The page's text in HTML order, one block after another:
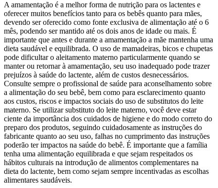
A amamentação é a melhor forma de nutrição para os lactentes e
oferecer muitos benefícios tanto para os bebês quanto para mães,
devendo ser oferecido como fonte exclusiva de alimentação até o 6
mês, podendo ser mantido até os dois anos de idade ou mais. É
importante que antes e durante a amamentação a mãe mantenha uma
dieta saudável e equilibrada. O uso de mamadeiras, bicos e chupetas
pode dificultar o aleitamento materno particularmente quando se
manter ou retornar à amamentação, seu uso inadequado pode trazer
prejuízos à saúde do lactente, além de custos desnecessários.
Consulte sempre o profissional de saúde para aconselhamento sobre
a alimentação do seu bebê, bem como para esclarecimento quanto
aos custos, riscos e impactos sociais do uso de substitutos do leite
materno. Se utilizar substituto do leite materno, você deve estar
ciente da importância dos cuidados de higiene e do modo correto do
preparo dos produtos, seguindo cuidadosamente as instruções do
fabricante quanto ao seu uso, falhas no cumprimento das instruções
poderão ter impactos na saúde do bebê. É importante que a família
tenha uma alimentação equilibrada e que sejam respeitados os
hábitos culturais na introdução de alimentos complementares na
dieta do lactente, bem como sejam sempre incentivadas as escolhas
alimentares saudáveis.